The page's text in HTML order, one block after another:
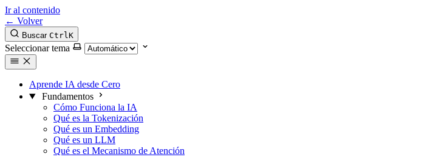
Ir al contenido
← Volver
Buscar CtrlK
Seleccionar tema
Aprende IA desde Cero
Fundamentos
Cómo Funciona la IA
Qué es la Tokenización
Qué es un Embedding
Qué es un LLM
Qué es el Mecanismo de Atención